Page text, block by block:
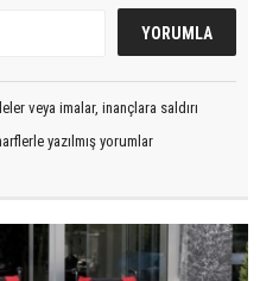
veya imalar, inançlara saldırı
yazılmış yorumlar